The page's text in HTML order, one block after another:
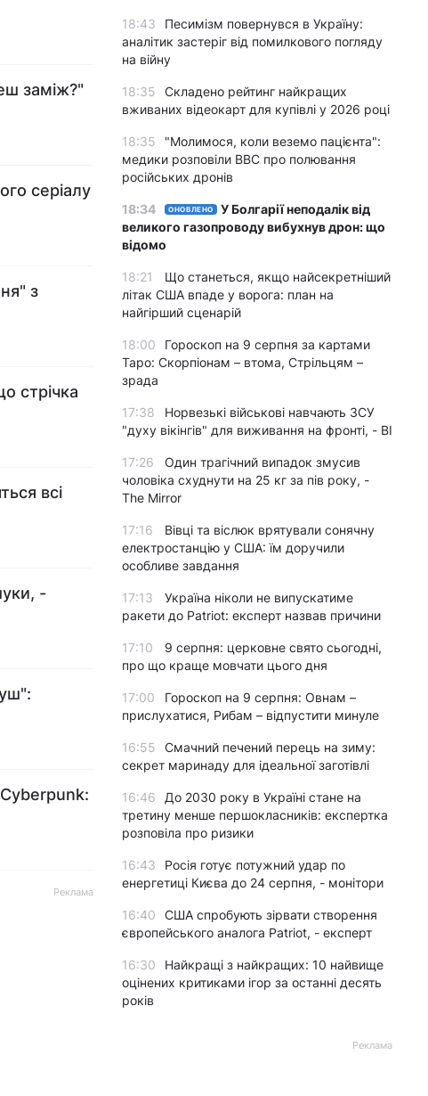
заміж?"
серіалу
з
стрічка
всі
-
Реклама
18:43
Песимізм повернувся в Україну:
аналітик застеріг від помилкового погляду
на війну
18:35
Складено рейтинг найкращих
вживаних відеокарт для купівлі у 2026 році
18:35
"Молимося, коли веземо пацієнта":
медики розповіли BBC про полювання
російських дронів
18:34 ОНОВЛЕНО
У Болгарії неподалік від
великого газопроводу вибухнув дрон: що
відомо
18:21
Що станеться, якщо найсекретніший
літак США впаде у ворога: план на
найгірший сценарій
18:00
Гороскоп на 9 серпня за картами
Таро: Скорпіонам – втома, Стрільцям –
зрада
17:38
Норвезькі військові навчають ЗСУ
"духу вікінгів" для виживання на фронті, - BI
17:26
Один трагічний випадок змусив
чоловіка схуднути на 25 кг за пів року, -
The Mirror
17:16
Вівці та віслюк врятували сонячну
електростанцію у США: їм доручили
особливе завдання
17:13
Україна ніколи не випускатиме
ракети до Patriot: експерт назвав причини
17:10
9 серпня: церковне свято сьогодні,
про що краще мовчати цього дня
17:00
Гороскоп на 9 серпня: Овнам –
прислухатися, Рибам – відпустити минуле
16:55
Смачний печений перець на зиму:
секрет маринаду для ідеальної заготівлі
16:46
До 2030 року в Україні стане на
третину менше першокласників: експертка
розповіла про ризики
16:43
Росія готує потужний удар по
енергетиці Києва до 24 серпня, - монітори
16:40
США спробують зірвати створення
європейського аналога Patriot, - експерт
16:30
Найкращі з найкращих: 10 найвище
оцінених критиками ігор за останні десять
років
Реклама